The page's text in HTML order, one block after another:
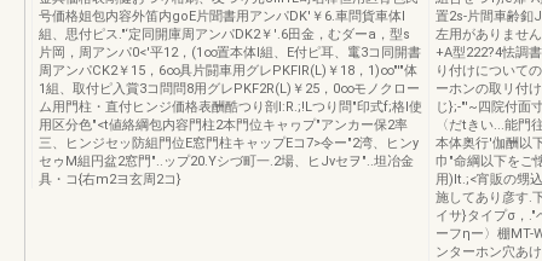
号価格姐包内容外笛内goE片聞書用アンパDK'￥6.車問貨車体l
組、思付ピス."‘定同開庫周アンパDK2￥'.6田金，むダーa，型s
片岡，周アンパ0<'平12，(1∞置本体l組、E付ピ耳、竃3コ同開書
周アンパCK2￥15，6∞具片闘車用グレPKFlR(L)￥18，1)∞"'"体
1組、取付ピ入賞3コ問問8用グレPKF2R(L)￥25，0∞モノクロー
ム用門柱・直付ヒンジ価格表酬酷つり剖I:R.;!Lつり問"印式f;格l使
用区分色"<t値絡綱包内容門柱2本門位キャヮプ"アンカー保2率
三、ヒンジセッ防組門位E窓門柱キャップEコ7>令ー"2湾、ヒンy
セゥM組円盆2窓門"..ップ20.Yシづ町一.2場、ヒJνセヲ"..坦冶金
具・コ{右m2ヨ玄周2コ}
置2s-片間車齢釦
左用がありませ
+A型222?4怯調
り付けについて
ーホンの取リ付
じ};-"'~四院付面
〈だtきい...能門
本体奥行'伽酬以
巾"命綱以下をご
用)It.;<宵販の甥
施してあり彦す.
イサ}タイプσ，
ーフηー〉棚MT-
ンターホン穴あ